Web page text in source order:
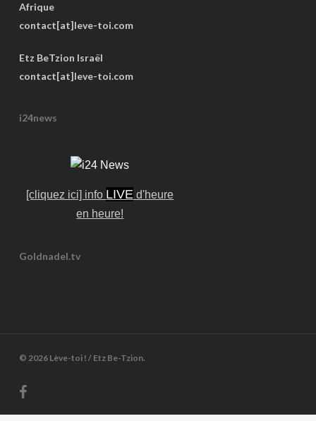
Afrique
contact[at]leve-toi.com
Etz BeTzion Israël
contact[at]leve-toi.com
i24news
[cliquez ici] info LIVE d'heure
en heure!
Goldnadel.tv
© 2026 Lève-toi ! / Etz Be-Tzion.
facebook